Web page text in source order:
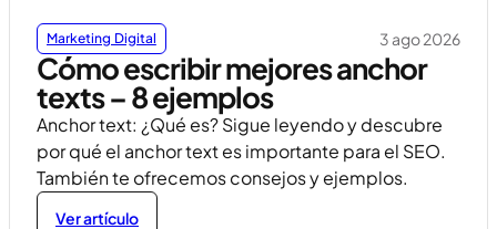
Marketing Digital 3 ago 2026
Cómo escribir mejores anchor
texts – 8 ejemplos
Anchor text: ¿Qué es? Sigue leyendo y descubre
por qué el anchor text es importante para el SEO.
También te ofrecemos consejos y ejemplos.
Ver artículo